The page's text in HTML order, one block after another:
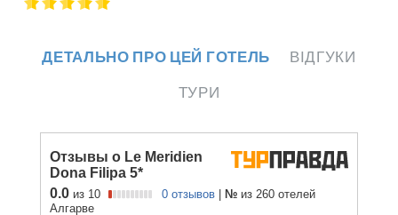
ДЕТАЛЬНО ПРО ЦЕЙ ГОТЕЛЬ
ВІДГУКИ
ТУРИ